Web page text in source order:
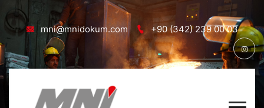
mni@mnidokum.com +90 (342) 239 00 03
Ürün